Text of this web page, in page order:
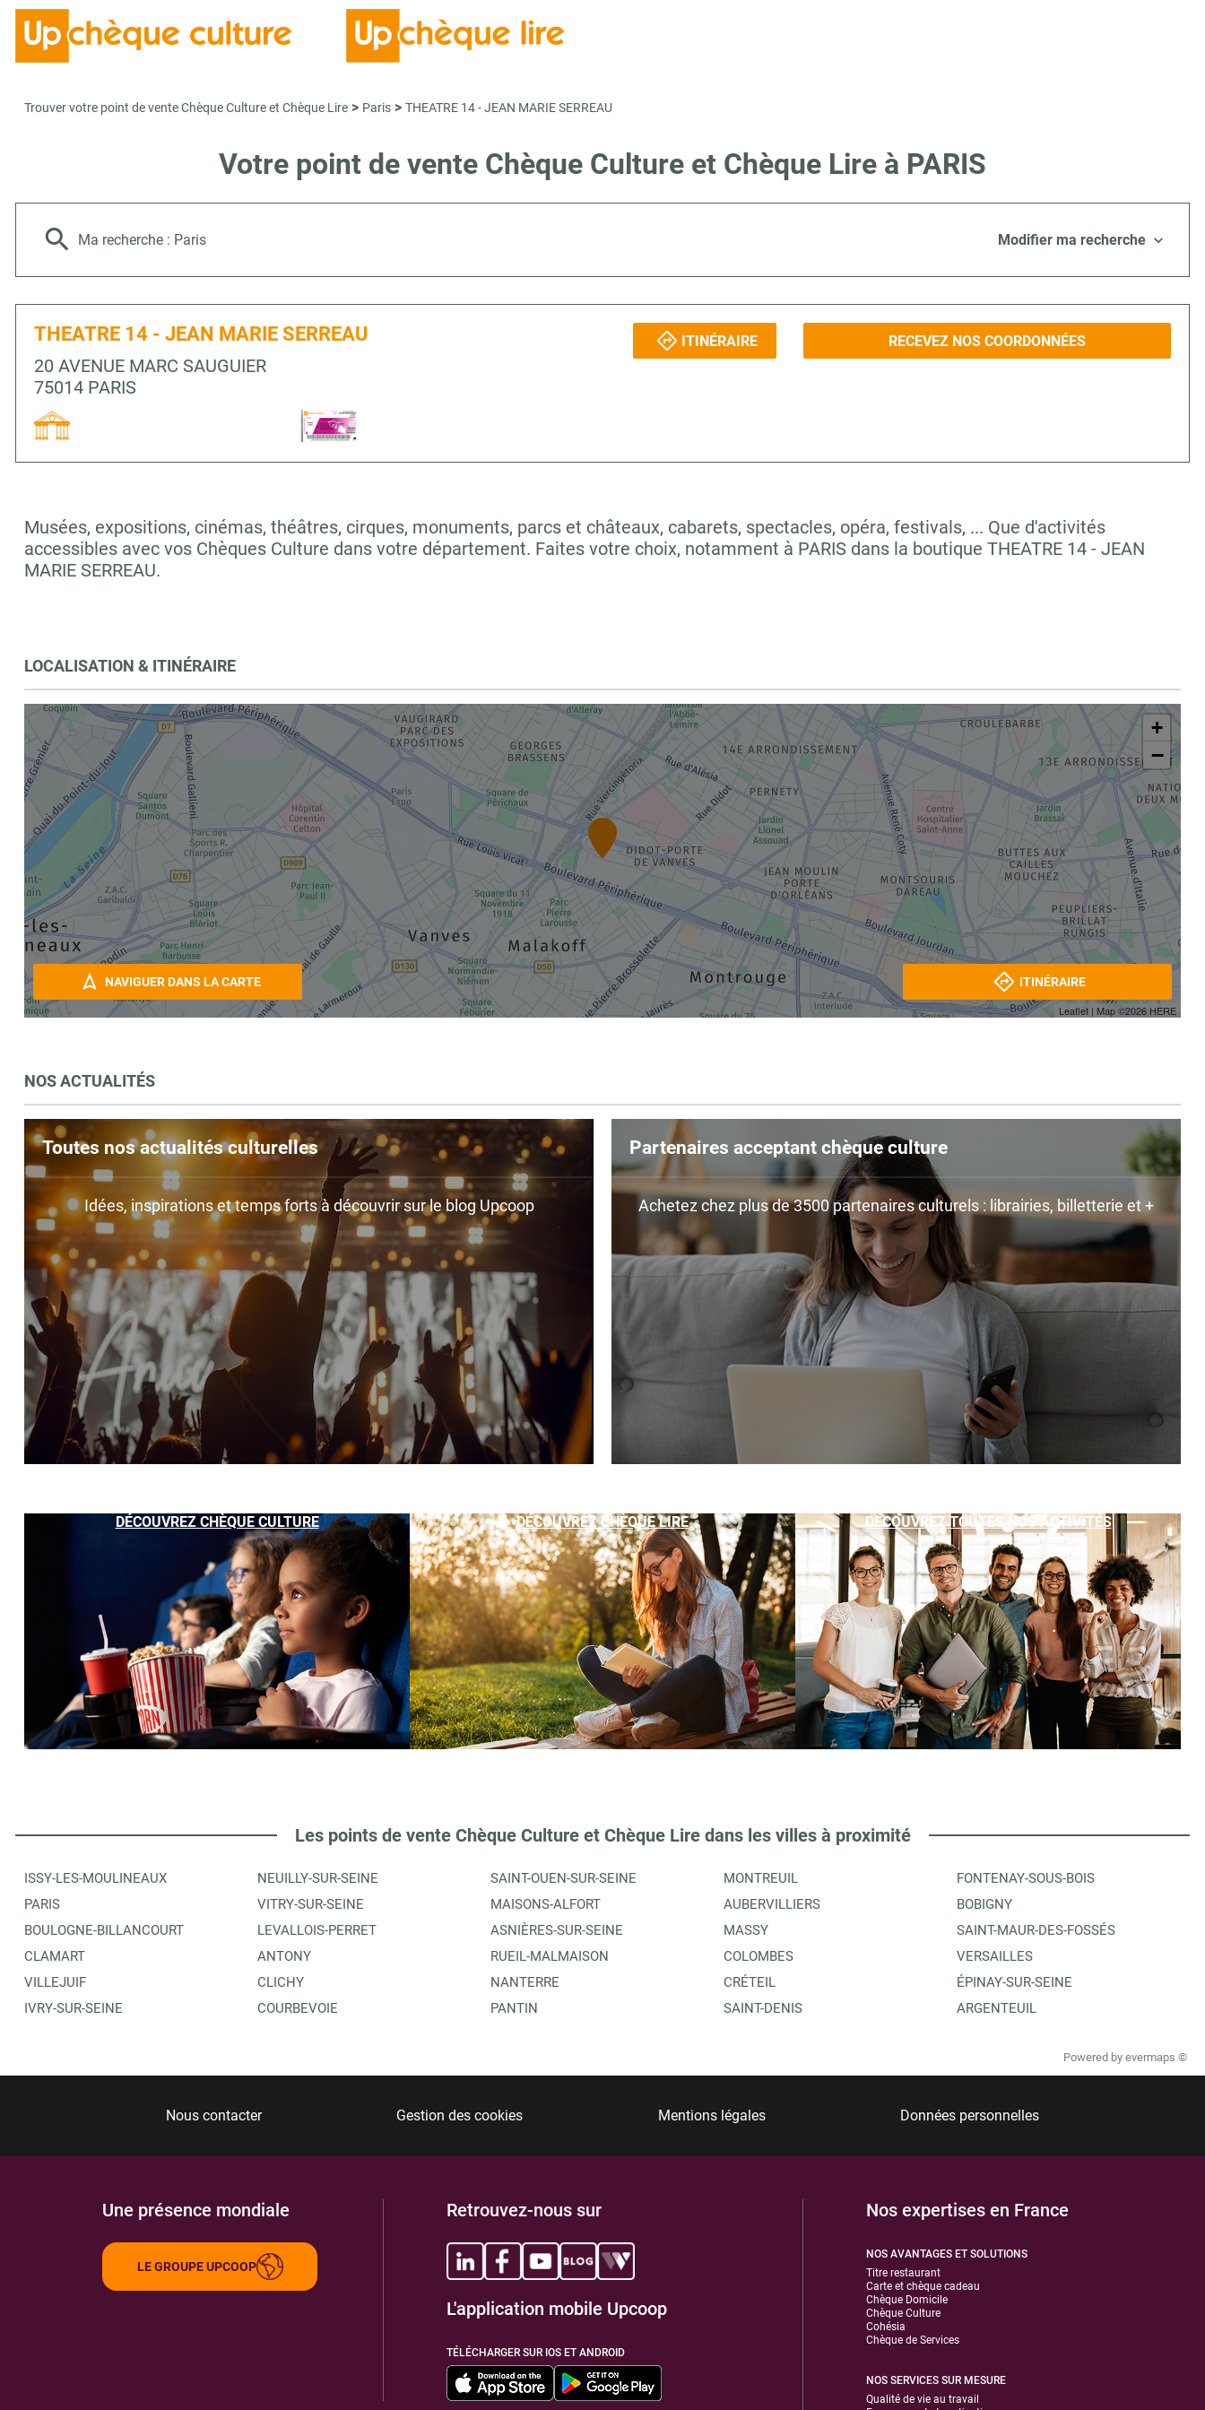
Trouver votre point de vente Chèque Culture et Chèque Lire > Paris > THEATRE 14 - JEAN MARIE SERREAU
Votre point de vente Chèque Culture et Chèque Lire à PARIS
Ma recherche : Paris Modifier ma recherche
THEATRE 14 - JEAN MARIE SERREAU
20 AVENUE MARC SAUGUIER
75014 PARIS
ITINÉRAIRE RECEVEZ NOS COORDONNÉES
Musées, expositions, cinémas, théâtres, cirques, monuments, parcs et châteaux, cabarets, spectacles, opéra, festivals, ... Que d'activités
accessibles avec vos Chèques Culture dans votre département. Faites votre choix, notamment à PARIS dans la boutique THEATRE 14 - JEAN
MARIE SERREAU.
LOCALISATION & ITINÉRAIRE
+
−
Leaflet | Map ©2026 HERE
NAVIGUER DANS LA CARTE ITINÉRAIRE
NOS ACTUALITÉS
Toutes nos actualités culturelles
Idées, inspirations et temps forts à découvrir sur le blog Upcoop
Partenaires acceptant chèque culture
Achetez chez plus de 3500 partenaires culturels : librairies, billetterie et +
DÉCOUVREZ CHÈQUE CULTURE DÉCOUVREZ CHÈQUE LIRE DÉCOUVREZ TOUTES NOS ACTIVITÉS
Les points de vente Chèque Culture et Chèque Lire dans les villes à proximité
ISSY-LES-MOULINEAUX
PARIS
BOULOGNE-BILLANCOURT
CLAMART
VILLEJUIF
IVRY-SUR-SEINE
NEUILLY-SUR-SEINE
VITRY-SUR-SEINE
LEVALLOIS-PERRET
ANTONY
CLICHY
COURBEVOIE
SAINT-OUEN-SUR-SEINE
MAISONS-ALFORT
ASNIÈRES-SUR-SEINE
RUEIL-MALMAISON
NANTERRE
PANTIN
MONTREUIL
AUBERVILLIERS
MASSY
COLOMBES
CRÉTEIL
SAINT-DENIS
FONTENAY-SOUS-BOIS
BOBIGNY
SAINT-MAUR-DES-FOSSÉS
VERSAILLES
ÉPINAY-SUR-SEINE
ARGENTEUIL
Powered by evermaps ©
Nous contacter Gestion des cookies Mentions légales Données personnelles
Une présence mondiale
LE GROUPE UPCOOP
Retrouvez-nous sur
L'application mobile Upcoop
TÉLÉCHARGER SUR IOS ET ANDROID
Nos expertises en France
NOS AVANTAGES ET SOLUTIONS
Titre restaurant
Carte et chèque cadeau
Chèque Domicile
Chèque Culture
Cohésia
Chèque de Services
NOS SERVICES SUR MESURE
Qualité de vie au travail